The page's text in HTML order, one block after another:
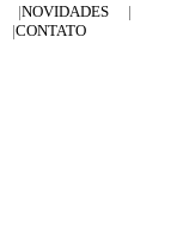
NOVIDADES
CONTATO